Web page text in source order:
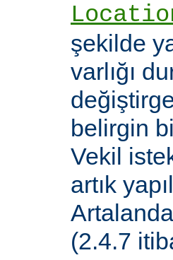
şekilde
varlığı
belirgin
Vekil
artık
(2.4.7